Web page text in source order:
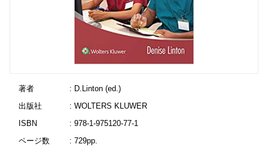
著者
: D.Linton (ed.)
出版社
: WOLTERS KLUWER
ISBN
: 978-1-975120-77-1
ページ数
: 729pp.